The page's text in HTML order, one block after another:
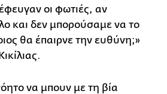
οι φωτιές, αν
και δεν μπορούσαμε να το
θα έπαιρνε την ευθύνη;»
να μπουν με τη βία